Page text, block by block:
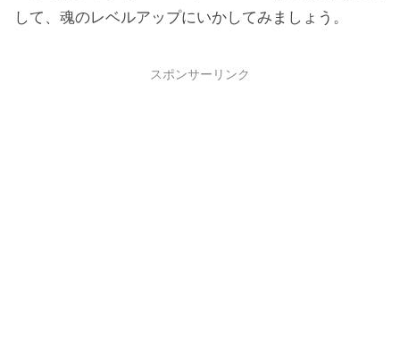
して、魂のレベルアップにいかしてみましょう。
スポンサーリンク